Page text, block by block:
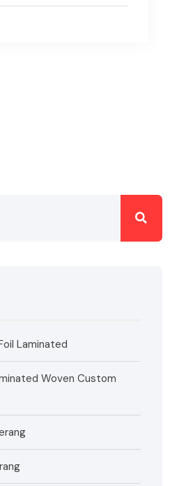
Laminated
Woven Custom